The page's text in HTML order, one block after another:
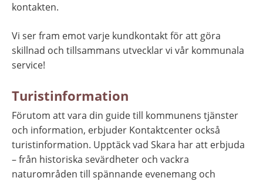
kontakten.
Vi ser fram emot varje kundkontakt för att göra
skillnad och tillsammans utvecklar vi vår kommunala
service!
Turistinformation
Förutom att vara din guide till kommunens tjänster
och information, erbjuder Kontaktcenter också
turistinformation. Upptäck vad Skara har att erbjuda
– från historiska sevärdheter och vackra
naturområden till spännande evenemang och